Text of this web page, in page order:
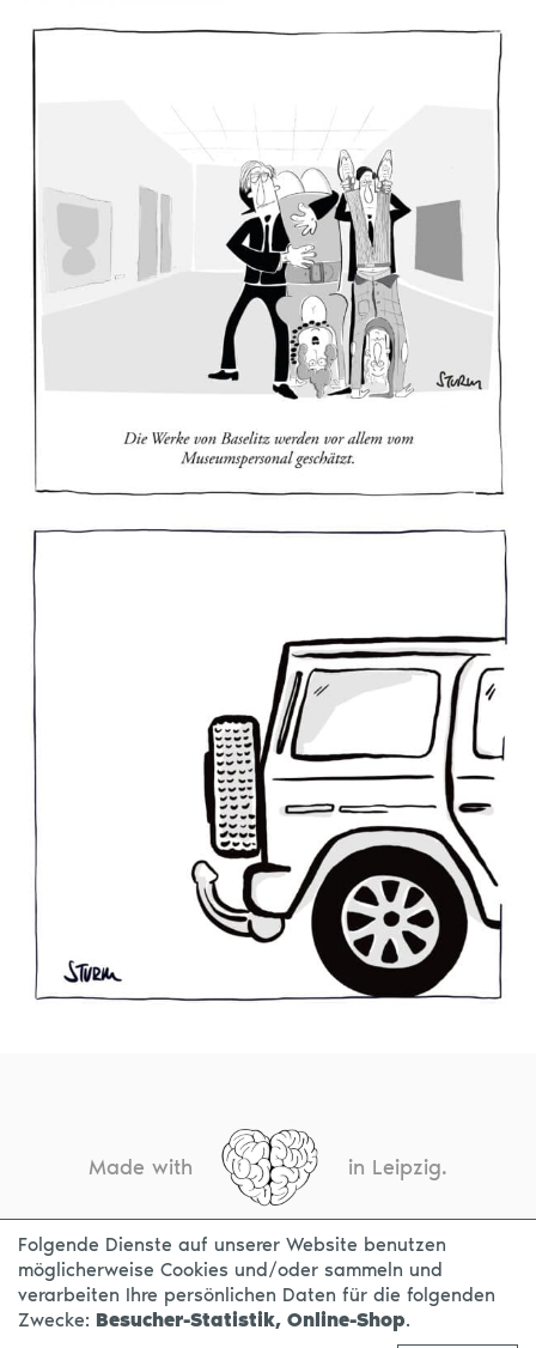
Made with in Leipzig.
KONTAKT IMPRESSUM DATENSCHUTZ
Folgende Dienste auf unserer Website benutzen
möglicherweise Cookies und/oder sammeln und
verarbeiten Ihre persönlichen Daten für die folgenden
Zwecke: Besucher-Statistik, Online-Shop.